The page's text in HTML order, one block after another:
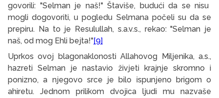
govorili: "Selman je naš!" Štaviše, budući da se nisu
mogli dogovoriti, u pogledu Selmana počeli su da se
prepiru. Na to je Resulullah, s.a.v.s., rekao: "Selman je
naš, od mog Ehli bejta!"[9]
Uprkos ovoj blagonaklonosti Allahovog Miljenika, a.s.,
hazreti Selman je nastavio živjeti krajnje skromno i
ponizno, a njegovo srce je bilo ispunjeno brigom o
ahiretu. Jednom prilikom dvojica ljudi mu nazvaše